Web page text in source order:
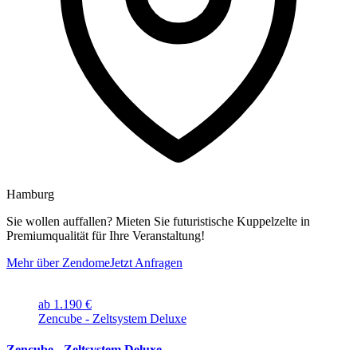
Hamburg
Sie wollen auffallen? Mieten Sie futuristische Kuppelzelte in
Premiumqualität für Ihre Veranstaltung!
Mehr über ZendomeJetzt Anfragen
ab 1.190 €
Zencube - Zeltsystem Deluxe